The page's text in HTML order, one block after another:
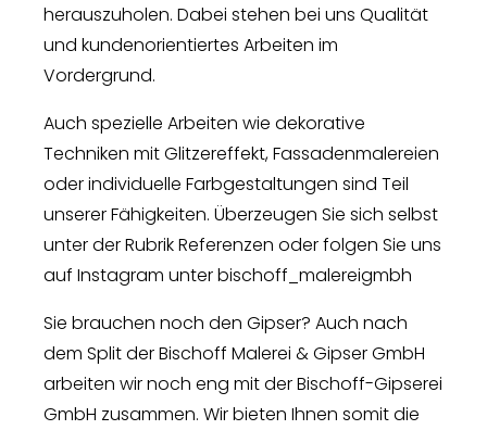
herauszuholen. Dabei stehen bei uns Qualität
und kundenorientiertes Arbeiten im
Vordergrund.
Auch spezielle Arbeiten wie dekorative
Techniken mit Glitzereffekt, Fassadenmalereien
oder individuelle Farbgestaltungen sind Teil
unserer Fähigkeiten. Überzeugen Sie sich selbst
unter der Rubrik Referenzen oder folgen Sie uns
auf Instagram unter bischoff_malereigmbh
Sie brauchen noch den Gipser? Auch nach
dem Split der Bischoff Malerei & Gipser GmbH
arbeiten wir noch eng mit der Bischoff-Gipserei
GmbH zusammen. Wir bieten Ihnen somit die